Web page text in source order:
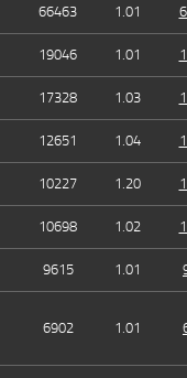
66463 1.01
19046 1.01
17328 1.03
12651 1.04
10227 1.20
10698 1.02
9615 1.01
6902 1.01